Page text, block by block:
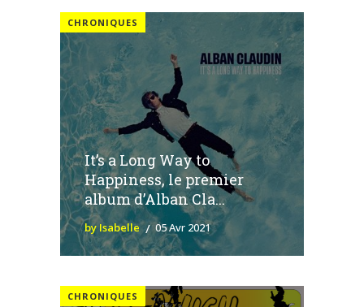
CHRONIQUES
It’s a Long Way to
Happiness, le premier
album d’Alban Cla...
by Isabelle 05 Avr 2021
CHRONIQUES